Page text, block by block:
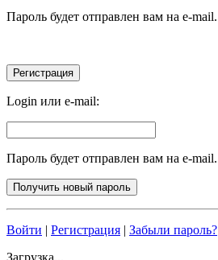
Пароль будет отправлен вам на e-mail.
Login или e-mail:
Пароль будет отправлен вам на e-mail.
Войти | Регистрация | Забыли пароль?